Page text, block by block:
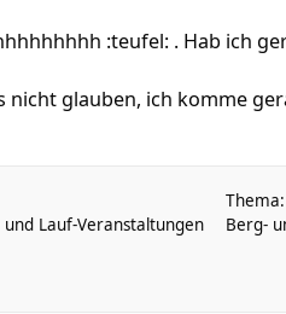
:teufel: . Hab ich
nicht glauben, ich komme
Lauf-Veranstaltungen
Thema:
Berg-